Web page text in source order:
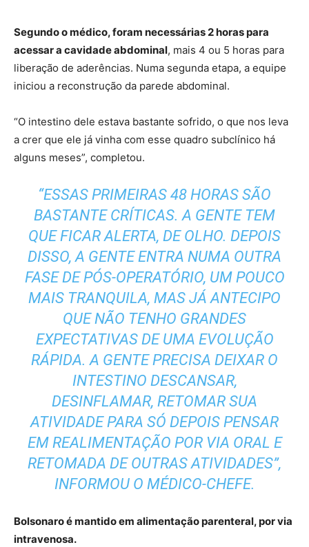
Segundo o médico, foram necessárias 2 horas para
acessar a cavidade abdominal, mais 4 ou 5 horas para
liberação de aderências. Numa segunda etapa, a equipe
iniciou a reconstrução da parede abdominal.
“O intestino dele estava bastante sofrido, o que nos leva
a crer que ele já vinha com esse quadro subclínico há
alguns meses”, completou.
“ESSAS PRIMEIRAS 48 HORAS SÃO
BASTANTE CRÍTICAS. A GENTE TEM
QUE FICAR ALERTA, DE OLHO. DEPOIS
DISSO, A GENTE ENTRA NUMA OUTRA
FASE DE PÓS-OPERATÓRIO, UM POUCO
MAIS TRANQUILA, MAS JÁ ANTECIPO
QUE NÃO TENHO GRANDES
EXPECTATIVAS DE UMA EVOLUÇÃO
RÁPIDA. A GENTE PRECISA DEIXAR O
INTESTINO DESCANSAR,
DESINFLAMAR, RETOMAR SUA
ATIVIDADE PARA SÓ DEPOIS PENSAR
EM REALIMENTAÇÃO POR VIA ORAL E
RETOMADA DE OUTRAS ATIVIDADES”,
INFORMOU O MÉDICO-CHEFE.
Bolsonaro é mantido em alimentação parenteral, por via
intravenosa.